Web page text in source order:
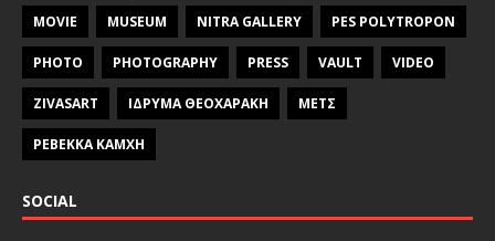
MOVIE MUSEUM NITRA GALLERY PES POLYTROPON
PHOTO PHOTOGRAPHY PRESS VAULT VIDEO
ZIVASART ΙΔΡΥΜΑ ΘΕΟΧΑΡΑΚΗ ΜΕΤΣ
ΡΕΒΕΚΚΑ ΚΑΜΧΗ
SOCIAL